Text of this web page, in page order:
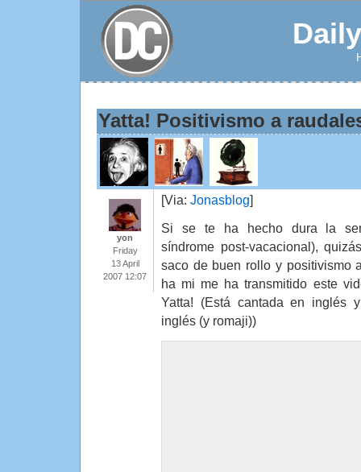
Yatta! Positivismo a
yon
Friday
13 April
2007 12:07
[Via: Jonasblog]
Si se te ha hecho dura la
síndrome post-vacacional),
saco de buen rollo y positivismo
ha mi me ha transmitido este
Yatta! (Está cantada en inglés
inglés (y romaji))